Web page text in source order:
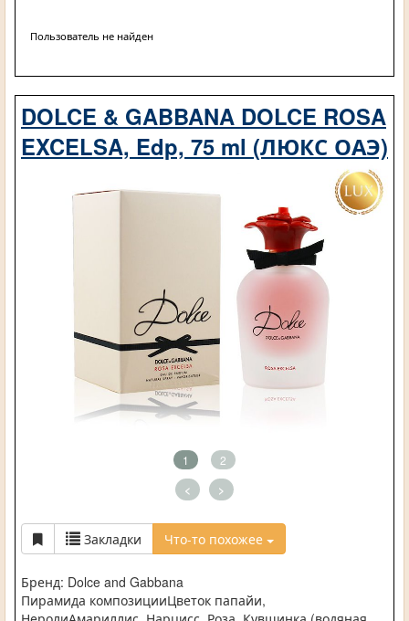
Пользователь не найден
DOLCE & GABBANA DOLCE ROSA
EXCELSA, Edp, 75 ml (ЛЮКС ОАЭ)
1 2
< >
Закладки Что-то похожее
Бренд: Dolce and Gabbana
Пирамида композицииЦветок папайи,